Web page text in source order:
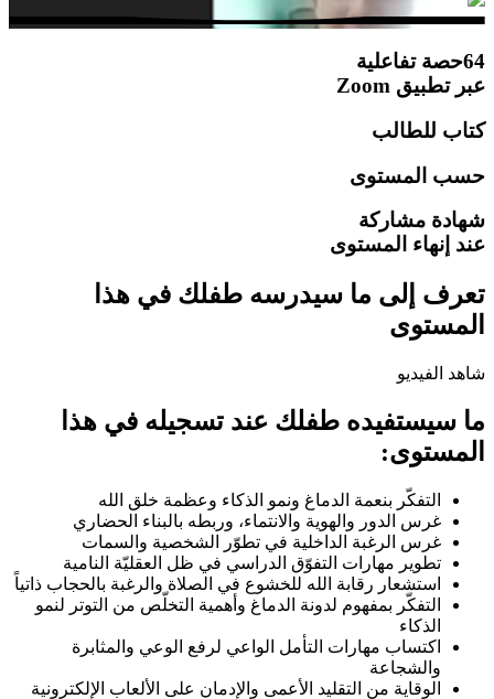
64حصة تفاعلية
عبر تطبيق Zoom
كتاب للطالب
حسب المستوى
شهادة مشاركة
عند إنهاء المستوى
تعرف إلى ما سيدرسه طفلك في هذا
المستوى
شاهد الفيديو
ما سيستفيده طفلك عند تسجيله في هذا
المستوى:
التفكّر بنعمة الدماغ ونمو الذكاء وعظمة خلق الله
غرس الدور والهوية والانتماء، وربطه بالبناء الحضاري
غرس الرغبة الداخلية في تطوّر الشخصية والسمات
تطوير مهارات التفوّق الدراسي في ظل العقليّة النامية
استشعار رقابة الله للخشوع في الصلاة والرغبة بالحجاب ذاتياً
التفكّر بمفهوم لدونة الدماغ وأهمية التخلّص من التوتر لنمو
الذكاء
اكتساب مهارات التأمل الواعي لرفع الوعي والمثابرة
والشجاعة
الوقاية من التقليد الأعمى والإدمان على الألعاب الإلكترونية